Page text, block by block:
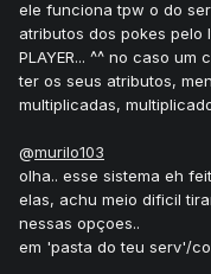
ele funciona tpw o do
atributos dos pokes pelo
PLAYER... ^^ no caso
ter os seus atributos,
multiplicadas,
@murilo103
olha.. esse sistema eh
elas, achu meio dificil
nessas opçoes..
em 'pasta do teu serv'/